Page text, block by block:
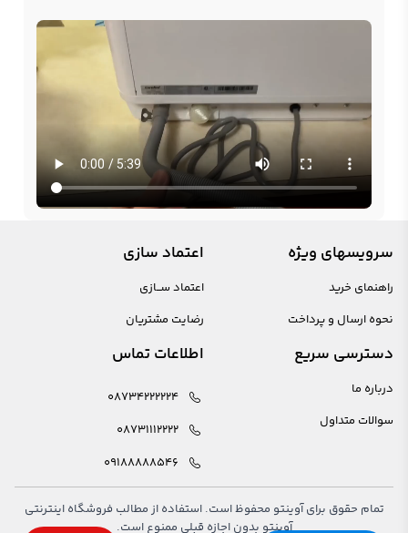
سرویسهای ویژه
راهنمای خرید
نحوه ارسال و پرداخت
اعتماد سازی
اعتماد ســازی
رضایت مشتریان
دسترسی سریع
درباره ما
سوالات متداول
اطلاعات تماس
08734222224
08731112222
09188888546
تمام حقوق برای آوینتو محفوظ است. استفاده از مطالب فروشگاه اینترنتی
آوینتو بدون اجازه قبلی ممنوع است.